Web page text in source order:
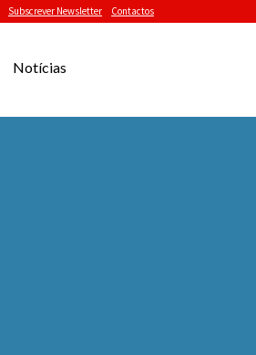
Subscrever Newsletter Contactos
Notícias